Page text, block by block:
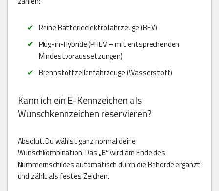
Reine Batterieelektrofahrzeuge (BEV)
Plug-in-Hybride (PHEV – mit entsprechenden
Mindestvoraussetzungen)
Brennstoffzellenfahrzeuge (Wasserstoff)
Kann ich ein E-Kennzeichen als
Wunschkennzeichen reservieren?
Absolut. Du wählst ganz normal deine
Wunschkombination. Das„E“wird am Ende des
Nummernschildes automatisch durch die Behörde ergänzt
und zählt als festes Zeichen.